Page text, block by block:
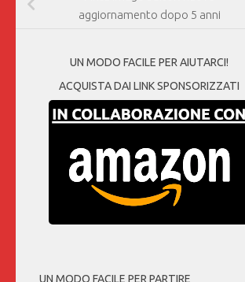
aggiornamento dopo 5 anni
UN MODO FACILE PER AIUTARCI!
ACQUISTA DAI LINK SPONSORIZZATI
UN MODO FACILE PER PARTIRE